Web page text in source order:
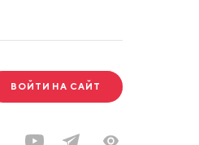
ВОЙТИ НА САЙТ